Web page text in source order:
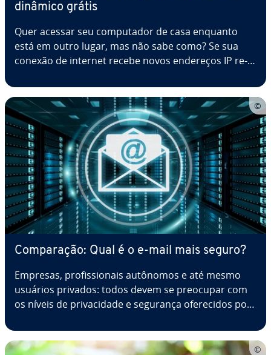
dinâmico grátis
Quer acessar seu com­pu­ta­dor de casa enquanto
está em outro lugar, mas não sabe como? Se sua
conexão de internet recebe novos endereços IP re­
serviços de DNS dinâmico gratuitos (DynDNS)
oferecem uma solução. Descubra quais pro­ve­do­
res…
Com­pa­ra­ção: Qual é o e-mail mais seguro?
Empresas, pro­fis­si­o­nais autônomos e até mesmo
usuários privados: todos devem se preocupar com
os níveis de pri­va­ci­dade e segurança ofe­re­ci­dos por
mais seguro do mercado em 2026? Nossa lista
apresenta as melhores opções,…